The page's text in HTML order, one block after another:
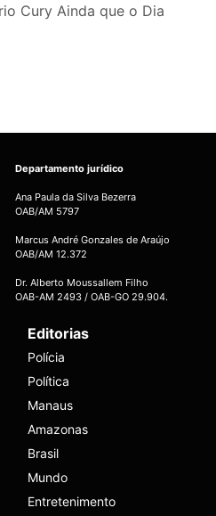
Cury Ainda que o Dia
Departamento jurídico
Ana Paula da Silva Bezerra
OAB/AM 5797
Marcus André Gonzales de Araújo
OAB/AM 12.372
Dr. Alberto Moussallem Filho
OAB-AM 2493 / OAB-GO 29.904.
Editorias
Polícia
Política
Manaus
Amazonas
Brasil
Mundo
Entretenimento